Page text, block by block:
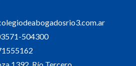
504300
1392, Río Tercero.